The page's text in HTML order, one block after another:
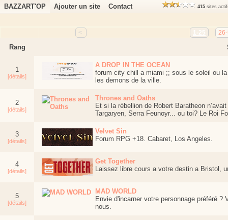
BAZZART'OP Ajouter un site Contact 415 sites
< 1-25
Rang
1
[détails]
A DROP IN THE OCEAN
forum city chill a miami ;; sous le soleil ou
les demons de la ville.
2
[détails]
Thrones and Oaths
Et si la rébellion de Robert Baratheon
Targaryen, Serra Feunoyr... ou toi? Le Roi
3
[détails]
Velvet Sin
Forum RPG +18. Cabaret, Los Angeles.
4
[détails]
Get Together
Laissez libre cours a votre destin a Bristol,
5
[détails]
MAD WORLD
Envie d'incarner votre personnage préféré
nous.